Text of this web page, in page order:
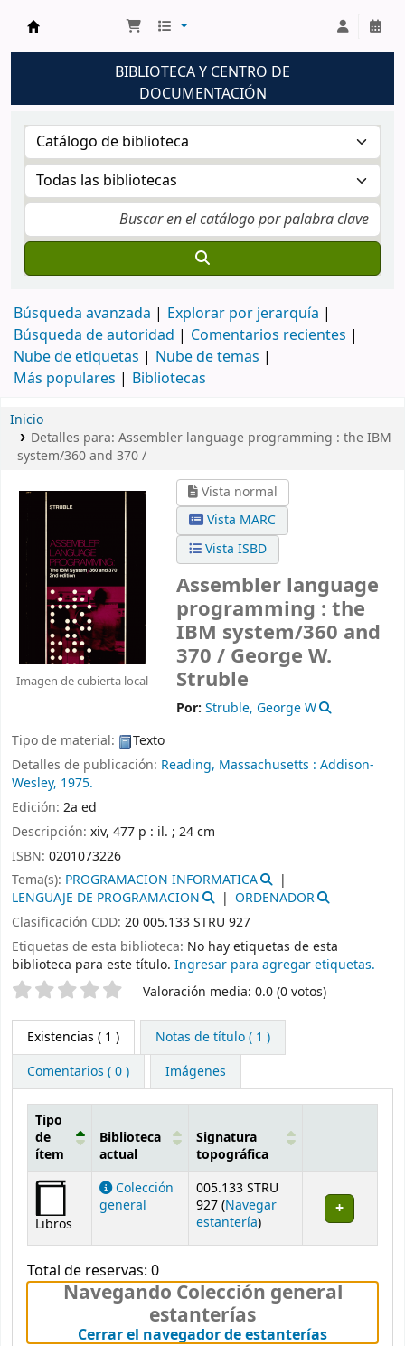
Biblioteca UNM
BIBLIOTECA Y CENTRO DE
DOCUMENTACIÓN
Búsqueda avanzada
Explorar por jerarquía
Búsqueda de autoridad
Comentarios recientes
Nube de etiquetas
Nube de temas
Más populares
Bibliotecas
Inicio
Detalles para: Assembler language programming : the IBM
system/360 and 370 /
Imagen de cubierta local
Vista normal
Vista MARC
Vista ISBD
Assembler language
programming : the
IBM system/360 and
370 / George W.
Struble
Por: Struble, George W
Tipo de material:
Texto
Detalles de publicación: Reading, Massachusetts : Addison-
Wesley, 1975.
Edición: 2a ed
Descripción: xiv, 477 p : il. ; 24 cm
ISBN: 0201073226
Tema(s): PROGRAMACION INFORMATICA
LENGUAJE DE PROGRAMACION
ORDENADOR
Clasificación CDD: 20 005.133 STRU 927
Etiquetas de esta biblioteca: No hay etiquetas de esta
biblioteca para este título. Ingresar para agregar etiquetas.
Valoración Valoración media: 0.0 (0 votos)
Existencias ( 1 )
Notas de título ( 1 )
Comentarios ( 0 )
Imágenes
Existencias
Tipo
de
ítem
Biblioteca
actual
Signatura
topográfica
Libros
Colección
general
005.133 STRU
927 (Navegar
estantería(Abre debajo)
)
Total de reservas: 0
Navegando Colección general
estanterías
Cerrar el navegador de estanterías(Oculta el